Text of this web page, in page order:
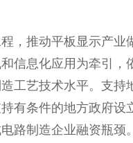
，推动平板显示产业
信息化应用为牵引，
工艺技术水平。支持
有条件的地方政府设
路制造企业融资瓶颈